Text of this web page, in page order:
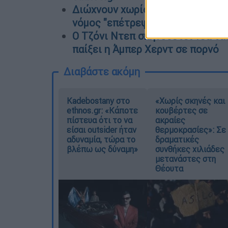
Διώχνουν χωρίς αιτία
νόμος "επέτρεψε" στον
Ο Τζόνι Ντεπ σκηνοθετεί νέα
παίξει η Άμπερ Χερντ σε πορνό
Διαβάστε ακόμη
Kadebostany στο
ethnos.gr: «Κάποτε
πίστευα ότι το να
είσαι outsider ήταν
αδυναμία, τώρα το
βλέπω ως δύναμη»
«Χωρίς σκηνές και
κουβέρτες σε
ακραίες
θερμοκρασίες»: Σε
δραματικές
συνθήκες χιλιάδες
μετανάστες στη
Θέουτα